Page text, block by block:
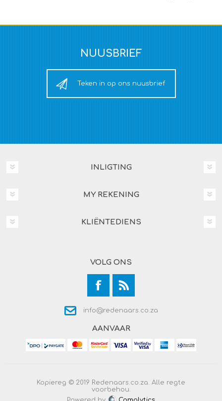
NUUSBRIEF
Teken in op ons nuusbrief
INLIGTING
MY REKENING
KLIËNTEDIENS
VOLG ONS
info@redenaars.co.za
AANVAAR
Kopiereg © 2019 Redenaars.co.za. Alle regte
voorbehou.